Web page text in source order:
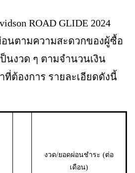
ROAD GLIDE 2024
นตามความสะดวกของผู้ซื้อ
นงวด ๆ ตามจำนวนเงิน
ที่ต้องการ รายละเอียดดังนี้
งวด/ยอดผ่อนชำระ (ต่อ
เดือน)